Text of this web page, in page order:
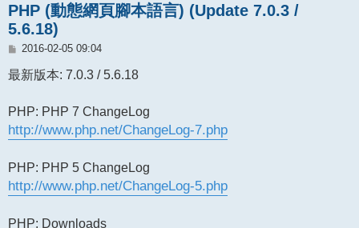
PHP (動態網頁腳本語言) (Update 7.0.3 /
5.6.18)
文
2016-02-05 09:04
最新版本: 7.0.3 / 5.6.18
PHP: PHP 7 ChangeLog
http://www.php.net/ChangeLog-7.php
PHP: PHP 5 ChangeLog
http://www.php.net/ChangeLog-5.php
PHP: Downloads